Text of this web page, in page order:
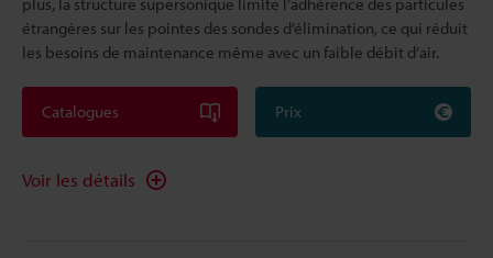
étrangères sur les pointes des sondes d’élimination, ce qui réduit
les besoins de maintenance même avec un faible débit d’air.
Catalogues Prix
Voir les détails